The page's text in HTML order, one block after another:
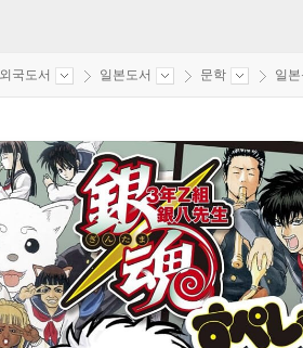
외국도서 일본도서 문학 일